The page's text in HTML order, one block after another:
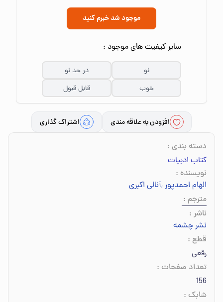
موجود شد خبرم کنید
سایر کیفیت های موجود :
نو
در حد نو
خوب
قابل قبول
افزودن به علاقه مندی اشتراک گذاری
دسته بندی :
کتاب ادبیات
نویسنده :
الهام احمدپور,آنالی اکبری
مترجم :
ناشر :
نشر چشمه
قطع :
رقعی
تعداد صفحات :
156
شابک :